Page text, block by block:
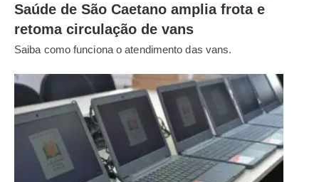
Saúde de São Caetano amplia frota e
retoma circulação de vans
Saiba como funciona o atendimento das vans.